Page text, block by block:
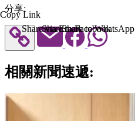
分享:
Copy Link
Share via Email
Share to Facebook
Share to WhatsApp
相關新聞速遞: